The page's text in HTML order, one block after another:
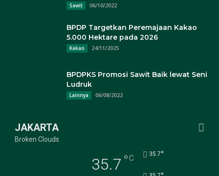
Sawit 06/10/2022
BPDP Targetkan Peremajaan Kakao
5.000 Hektare pada 2026
Kakao 24/11/2025
BPDPKS Promosi Sawit Baik lewat Seni
Ludruk
Lainnya 06/08/2022
JAKARTA
Broken Clouds
35.7 °C 35.7°